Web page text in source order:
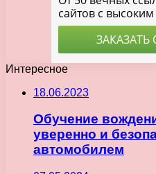
Интересное
18.06.2023
Обучение
уверенно и
автомобилем